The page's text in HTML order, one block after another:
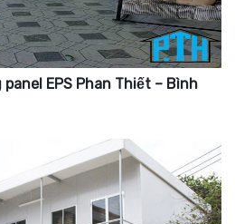
EPS Phan Thiết – Bình